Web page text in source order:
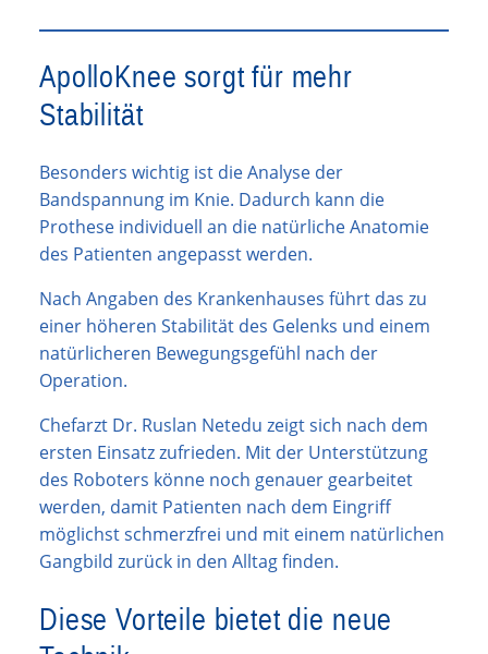
ApolloKnee sorgt für mehr
Stabilität
Besonders wichtig ist die Analyse der
Bandspannung im Knie. Dadurch kann die
Prothese individuell an die natürliche Anatomie
des Patienten angepasst werden.
Nach Angaben des Krankenhauses führt das zu
einer höheren Stabilität des Gelenks und einem
natürlicheren Bewegungsgefühl nach der
Operation.
Chefarzt Dr. Ruslan Netedu zeigt sich nach dem
ersten Einsatz zufrieden. Mit der Unterstützung
des Roboters könne noch genauer gearbeitet
werden, damit Patienten nach dem Eingriff
möglichst schmerzfrei und mit einem natürlichen
Gangbild zurück in den Alltag finden.
Diese Vorteile bietet die neue